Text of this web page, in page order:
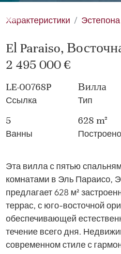
Характеристики Эстепона
El Paraiso,
2 495 000 €
LE-00768P
Ссылка
Вилла
Тип
5
Ванны
628 m²
Построено
Эта вилла с пятью
комнатами в Эль Параисо,
предлагает 628 м²
террас, с юго-восточной
обеспечивающей
течение всего дня.
современном стиле с